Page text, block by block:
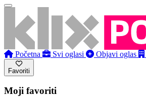
Početna Svi oglasi Objavi oglas
Favoriti
Moji favoriti